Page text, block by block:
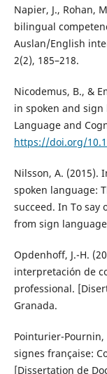
Napier, J., Rohan,
bilingual
Auslan/English
2(2), 185–218.
Nicodemus, B., &
in spoken and
Language and
https://doi.org/
Nilsson, A.
spoken language:
succeed. In To say
from sign language
Opdenhoff, J.-H.
interpretación de
professional.
Granada.
Pointurier-Pournin,
signes française:
[Dissertation de